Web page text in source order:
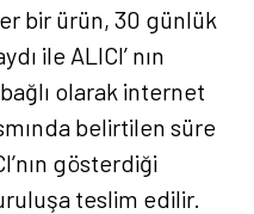
bir ürün, 30 günlük
ile ALICI’ nın
olarak internet
belirtilen süre
gösterdiği
teslim edilir.